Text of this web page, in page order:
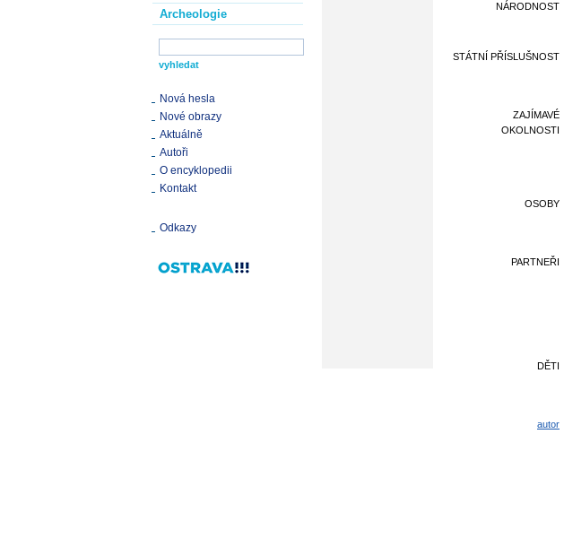
Archeologie
Nová hesla
Nové obrazy
Aktuálně
Autoři
O encyklopedii
Kontakt
Odkazy
NÁRODNOST
STÁTNÍ PŘÍSLUŠNOST
ZAJÍMAVÉ
OKOLNOSTI
OSOBY
PARTNEŘI
DĚTI
autor